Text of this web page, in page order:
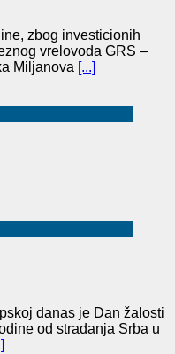
zbog investicionih
vrelovoda GRS –
Miljanova [...]
danas je Dan žalosti
od stradanja Srba u